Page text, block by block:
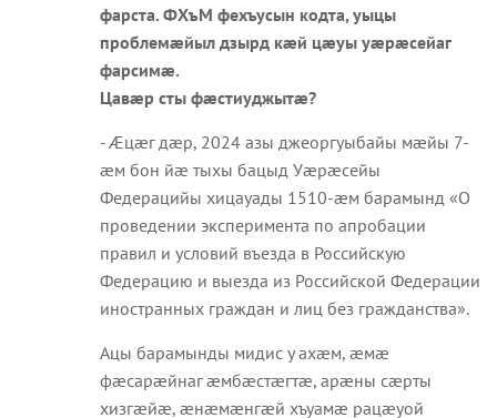
фарста. ФХъМ фехъусын кодта, уыцы
проблемæйыл дзырд кæй цæуы уæрæсейаг
фарсимæ.
Цавæр сты фæстиуджытæ?
- Æцæг дæр, 2024 азы джеоргуыбайы мæйы 7-
æм бон йæ тыхы бацыд Уæрæсейы
Федерацийы хицауады 1510-æм барамынд «О
проведении эксперимента по апробации
правил и условий въезда в Российскую
Федерацию и выезда из Российской Федерации
иностранных граждан и лиц без гражданства».
Ацы барамынды мидис у ахæм, æмæ
фæсарæйнаг æмбæстæгтæ, арæны сæрты
хизгæйæ, æнæмæнгæй хъуамæ рацæуой